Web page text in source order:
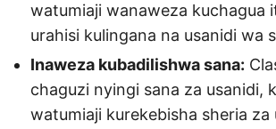
watumiaji wanaweza kuchagua
urahisi kulingana na usanidi wa
Inaweza kubadilishwa sana:
chaguzi nyingi sana za usanidi,
watumiaji kurekebisha sheria za